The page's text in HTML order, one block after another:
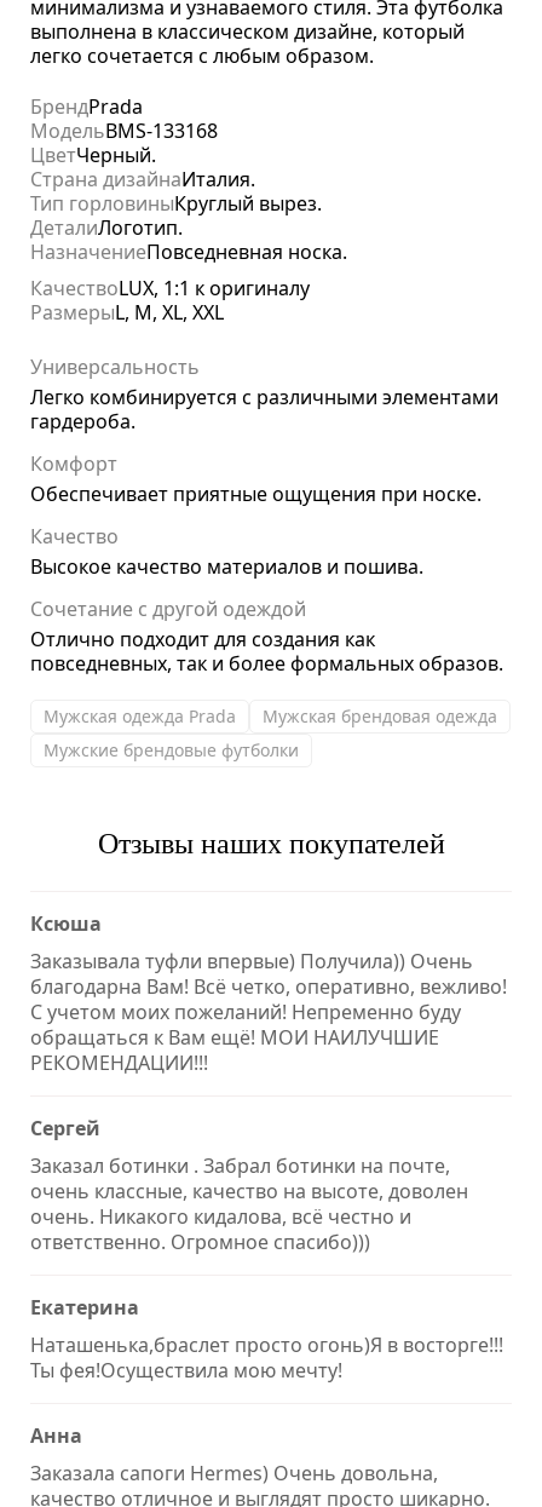
минимализма и узнаваемого стиля. Эта футболка
выполнена в классическом дизайне, который
легко сочетается с любым образом.
БрендPrada
МодельBMS-133168
ЦветЧерный.
Страна дизайнаИталия.
Тип горловиныКруглый вырез.
ДеталиЛоготип.
НазначениеПовседневная носка.
КачествоLUX, 1:1 к оригиналу
РазмерыL, M, XL, XXL
Универсальность
Легко комбинируется с различными элементами
гардероба.
Комфорт
Обеспечивает приятные ощущения при носке.
Качество
Высокое качество материалов и пошива.
Сочетание с другой одеждой
Отлично подходит для создания как
повседневных, так и более формальных образов.
Мужская одежда Prada
Мужская брендовая одежда
Мужские брендовые футболки
Отзывы наших покупателей
Ксюша
Заказывала туфли впервые) Получила)) Очень
благодарна Вам! Всё четко, оперативно, вежливо!
С учетом моих пожеланий! Непременно буду
обращаться к Вам ещё! МОИ НАИЛУЧШИЕ
РЕКОМЕНДАЦИИ!!!
Сергей
Заказал ботинки . Забрал ботинки на почте,
очень классные, качество на высоте, доволен
очень. Никакого кидалова, всё честно и
ответственно. Огромное спасибо)))
Екатерина
Наташенька,браслет просто огонь)Я в восторге!!!
Ты фея!Осуществила мою мечту!
Анна
Заказала сапоги Hermes) Очень довольна,
качество отличное и выглядят просто шикарно.